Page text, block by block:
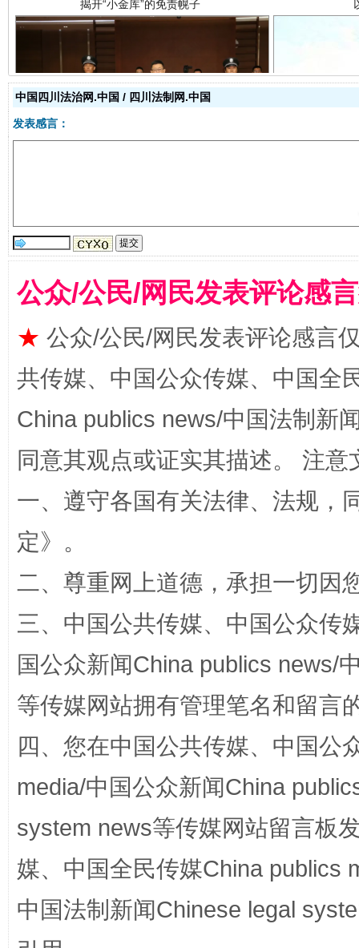
受贿1.44亿！段成刚被判无期
国家大学科技园优化重塑工作
中国四川法治网.中国 / 四川法制网.中国
发表感言：
公众/公民/网民发表评论感
★ 公众/公民/网民发表评论感言
共传媒、中国公众传媒、中国全
China publics news/中国法制新
同意其观点或证实其描述。 注
一、遵守各国有关法律、法规，
定》。
二、尊重网上道德，承担一切因
三、中国公共传媒、中国公众传
国公众新闻China publics news/
等传媒网站拥有管理笔名和留言
四、您在中国公共传媒、中国公
media/中国公众新闻China
system news等传媒网站留言板
媒、中国全民传媒China publics
中国法制新闻Chinese legal